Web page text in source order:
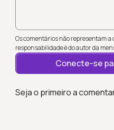
Os comentários não representam a
responsabilidade é do autor da
Conecte-se
Seja o primeiro a